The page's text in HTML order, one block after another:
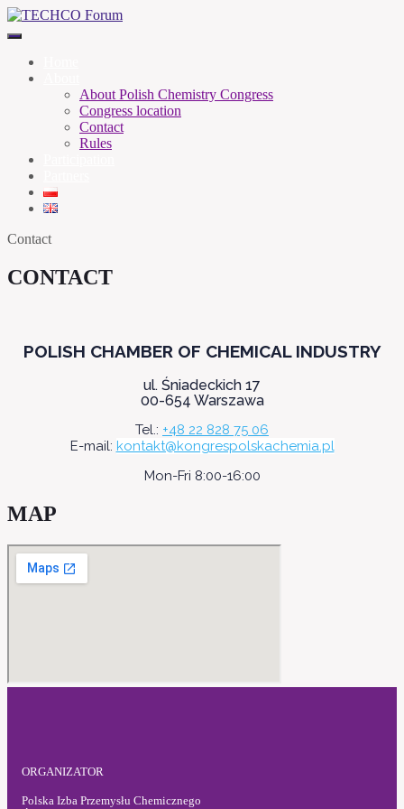
About Polish Chemistry Congress
Congress location
Contact
Rules
Contact
CONTACT
POLISH CHAMBER OF CHEMICAL INDUSTRY
ul. Śniadeckich 17
00-654 Warszawa
Tel.: +48 22 828 75 06
E-mail: kontakt@kongrespolskachemia.pl
Mon-Fri 8:00-16:00
MAP
ORGANIZATOR
Polska Izba Przemysłu Chemicznego